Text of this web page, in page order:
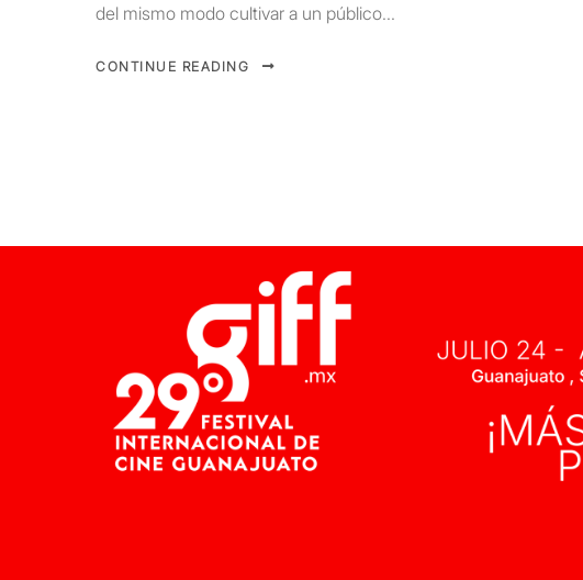
del mismo modo cultivar a un público...
CONTINUE READING